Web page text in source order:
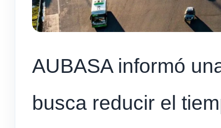
AUBASA informó
busca reducir el